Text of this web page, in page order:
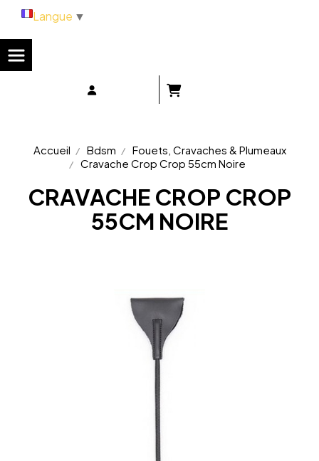
Accueil Bdsm
Fouets, Cravaches & Plumeaux
Cravache Crop Crop 55cm Noire
CRAVACHE CROP CROP
55CM NOIRE
Langue ▼